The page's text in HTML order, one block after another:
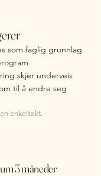
som faglig grunnlag
skjer underveis
til å endre seg
enkeltøkt.
3 måneder